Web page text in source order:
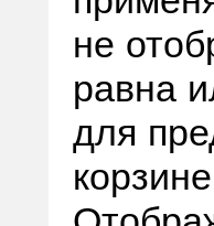
не
равна
для